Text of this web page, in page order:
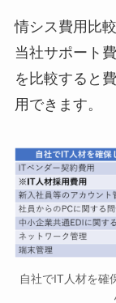
情シス費用比
当社サポート
を比較すると
用できます。
自社でIT人材を確